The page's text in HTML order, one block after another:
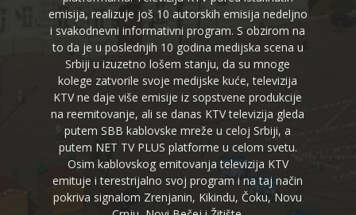
emisija, realizuje još 10 autorskih emisija nedeljno
i svakodnevni informativni program. S obzirom na
to da je u poslednjih 10 godina medijska scena u
Srbiji u izuzetno lošem stanju, da su mnoge
kolege zatvorile svoje medijske kuće, televizija
KTV ne daje više emisije iz sopstvene produkcije
na reemitovanje, ali se danas KTV televizija gleda
putem SBB kablovske mreže u celoj Srbiji, a
putem NET TV PLUS platforme u celom svetu.
Osim kablovskog emitovanja televizija KTV
emituje i terestrijalno svoj program i na taj način
pokriva signalom Zrenjanin, Kikindu, Čoku, Novu